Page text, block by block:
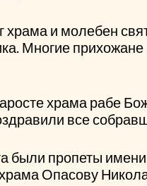
храма и молебен
Многие прихожане
храма рабе
все
были пропеты
храма Опасову